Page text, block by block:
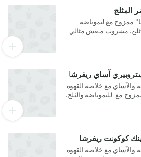
المثلج
ممزوج مع ليموناضة
ثلج. مشروب منعش مثالي
أن نضمن خلو أي من
آساي ريفرشا
والآساي مع خلاصة القهوة
مع الليموناضة والثلج.
كوكونت ريفرشا
والآساي مع خلاصة القهوة